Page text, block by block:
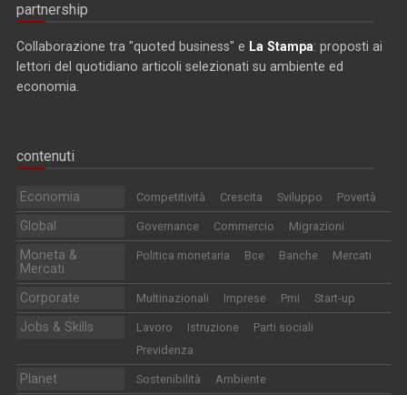
partnership
Collaborazione tra "quoted business" e La Stampa: proposti ai
lettori del quotidiano articoli selezionati su ambiente ed
economia.
contenuti
Economia Competitività Crescita Sviluppo Povertà
Global Governance Commercio Migrazioni
Moneta &
Mercati
Politica monetaria Bce Banche Mercati
Corporate Multinazionali Imprese Pmi Start-up
Jobs & Skills Lavoro Istruzione
Parti sociali
Previdenza
Planet Sostenibilità Ambiente